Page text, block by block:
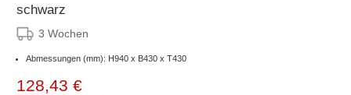
schwarz
3 Wochen
Abmessungen (mm): H940 x B430 x T430
128,43 €